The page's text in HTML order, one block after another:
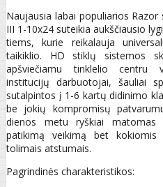
Naujausia labai populiarios
III 1-10x24 suteikia aukščiausio
tiems, kurie reikalauja
taikiklio. HD stiklų sistemos
apšviečiamu tinklelio centru
institucijų darbuotojai, šauliai
sutalpintos į 1-6 kartų didinimo
be jokių kompromisų
dienos metu ryškiai matomas
patikimą veikimą bet
tolimais atstumais.
Pagrindinės charakteristikos: